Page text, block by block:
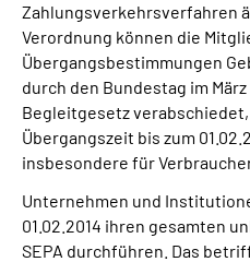
Zahlungsverkehrsverfahren
Verordnung können die
Übergangsbestimmungen
durch den Bundestag im März
Begleitgesetz
Übergangszeit bis zum
insbesondere für
Unternehmen und
01.02.2014 ihren gesamten
SEPA durchführen. Das